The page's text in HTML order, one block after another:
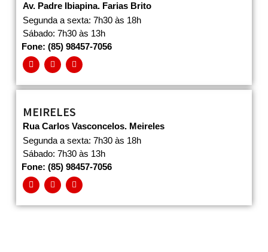
Av. Padre Ibiapina. Farias Brito
Segunda a sexta: 7h30 às 18h
Sábado: 7h30 às 13h
Fone: (85) 98457-7056
MEIRELES
Rua Carlos Vasconcelos. Meireles
Segunda a sexta: 7h30 às 18h
Sábado: 7h30 às 13h
Fone: (85) 98457-7056